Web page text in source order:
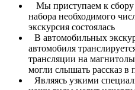
Мы приступаем к сбору
набора необходимого
экскурсия состоялась
В автомобильных
автомобиля
трансляции на
могли слышать рассказ в
Являясь узкими